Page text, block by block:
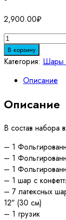
2,900.00₽
Количество
товара
Набор
выписку
роддома
275
В корзину
Категория:
Описание
Описание
В состав набора
– 1
– 1
– 1
– 1 шар с
– 7 латексных
12″ (30 см)
– 1 грузик